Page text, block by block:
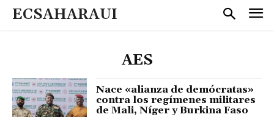
ECSAHARAUI
AES
Nace «alianza de demócratas»
contra los regímenes militares
de Mali, Níger y Burkina Faso